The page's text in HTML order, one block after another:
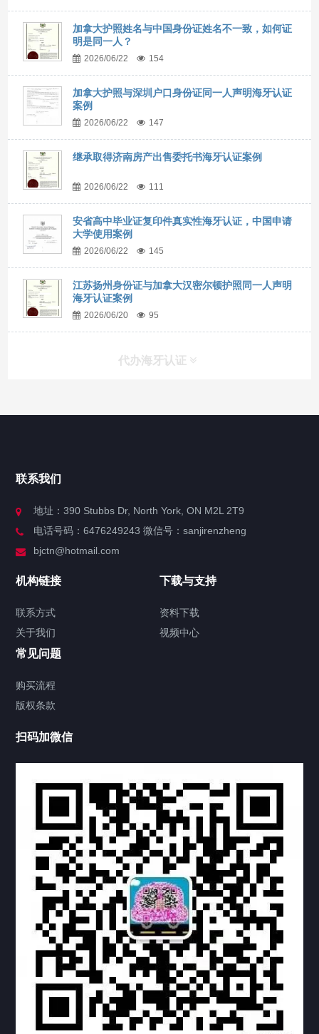
加拿大护照姓名与中国身份证姓名不一致，如何证
明是同一人？
2026/06/22 154
加拿大护照与深圳户口身份证同一人声明海牙认证
案例
2026/06/22 147
继承取得济南房产出售委托书海牙认证案例
2026/06/22 111
安省高中毕业证复印件真实性海牙认证，中国申请
大学使用案例
2026/06/22 145
江苏扬州身份证与加拿大汉密尔顿护照同一人声明
海牙认证案例
2026/06/20 95
代办海牙认证
服务分类
签署类文件海牙认证程序费用
视频中心
热门标签 TAG
机构链接
联系方式 关于我们
下载与支持
资料下载 视频中心
常见问题
购买流程 版权条款
联系我们
地址：390 Stubbs Dr, North York, ON M2L 2T9
电话号码：6476249243 微信号：sanjirenzheng
bjctn@hotmail.com
机构链接
联系方式
关于我们
下载与支持
资料下载
视频中心
常见问题
购买流程
版权条款
扫码加微信